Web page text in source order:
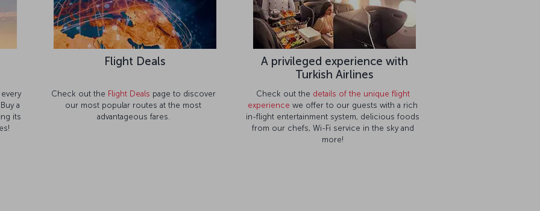
a
its
Flight Deals
Check out the Flight Deals page to discover
our most popular routes at the most
advantageous fares.
A privileged experience with
Turkish Airlines
Check out the details of the unique flight
experience we offer to our guests with a rich
in-flight entertainment system, delicious foods
from our chefs, Wi-Fi service in the sky and
more!